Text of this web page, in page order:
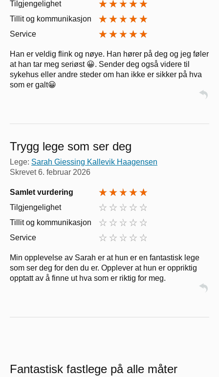
Tilgjengelighet
Tillit og kommunikasjon
Service
Han er veldig flink og nøye. Han hører på deg og jeg føler
at han tar meg seriøst 😀. Sender deg også videre til
sykehus eller andre steder om han ikke er sikker på hva
som er galt😀
Trygg lege som ser deg
Lege: Sarah Giessing Kallevik Haagensen
Skrevet6. februar 2026
Samlet vurdering
Tilgjengelighet
Tillit og kommunikasjon
Service
Min opplevelse av Sarah er at hun er en fantastisk lege
som ser deg for den du er. Opplever at hun er oppriktig
opptatt av å finne ut hva som er riktig for meg.
Fantastisk fastlege på alle måter